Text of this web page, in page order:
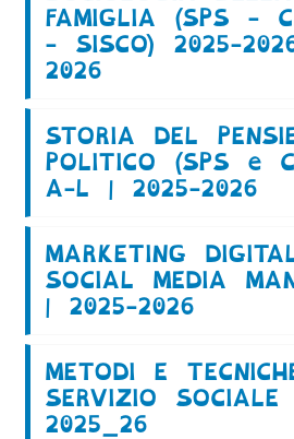
FAMIGLIA (SPS -
- SISCO) 2025-
2026
STORIA DEL
POLITICO (SPS e
A-L | 2025-2026
MARKETING
SOCIAL MEDIA
| 2025-2026
METODI E
SERVIZIO SOCIALE
2025_26